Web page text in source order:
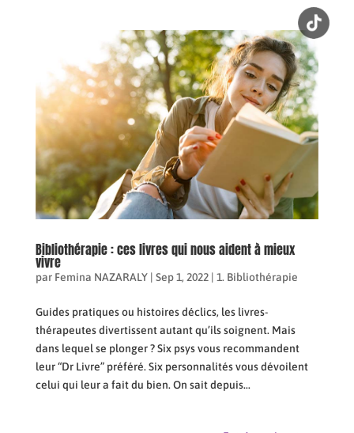
Bibliothérapie : ces livres qui nous aident à mieux
vivre
par Femina NAZARALY| Sep 1, 2022| 1. Bibliothérapie
Guides pratiques ou histoires déclics, les livres-
thérapeutes divertissent autant qu’ils soignent. Mais
dans lequel se plonger ? Six psys vous recommandent
leur “Dr Livre” préféré. Six personnalités vous dévoilent
celui qui leur a fait du bien. On sait depuis...